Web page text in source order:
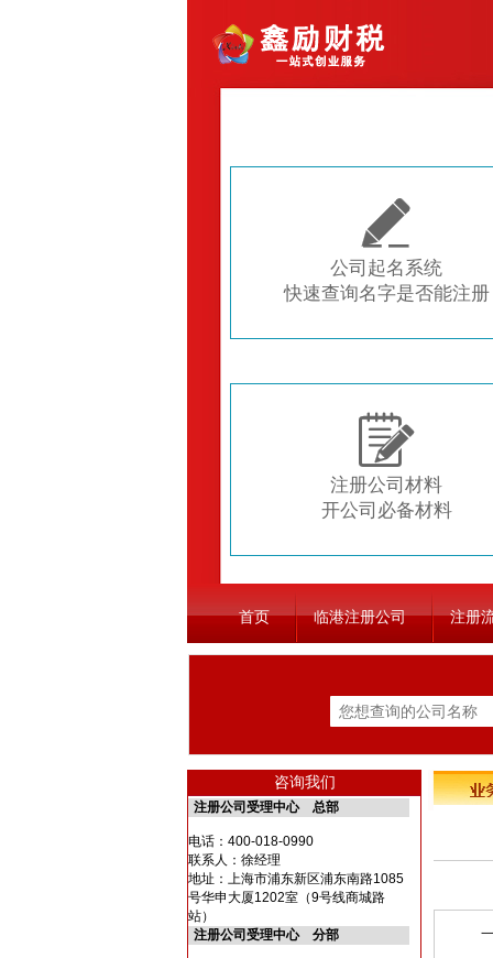

公司起名系统
快速查询名字是否能注册

注册公司材料
开公司必备材料
首页 临港注册公司 注册
咨询我们
注册公司受理中心 总部
电话： 400-018-0990
联系人：徐经理
地址：上海市浦东新区浦东南路1085
号华申大厦1202室（9号线商城路
站）
注册公司受理中心 分部
一